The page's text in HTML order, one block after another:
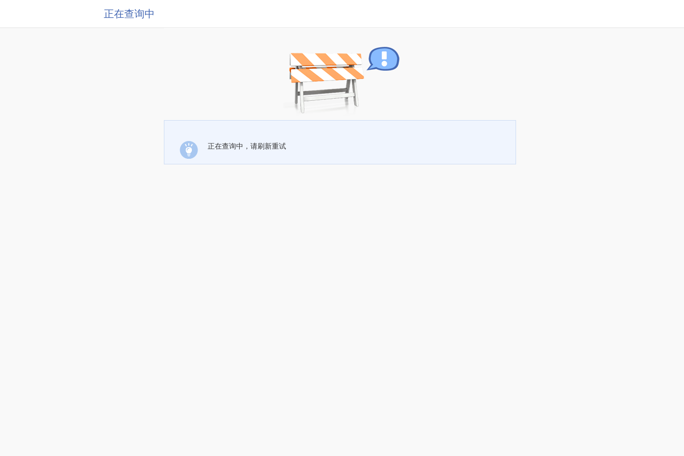
正在查询中
正在查询中，请刷新重试